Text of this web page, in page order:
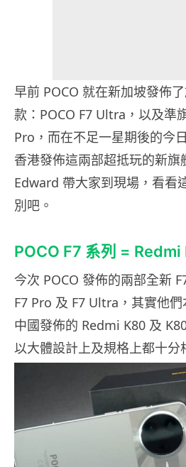
早前 POCO 就在新加坡發佈
款：POCO F7 Ultra，以及準
Pro，而在不足一星期後的今
香港發佈這兩部超抵玩的新旗
Edward 帶大家到現場，看看
別吧。
POCO F7 系列 =
今次 POCO 發佈的兩部全新
F7 Pro 及 F7 Ultra，其實他
中國發佈的 Redmi K80 及
以大體設計上及規格上都十分